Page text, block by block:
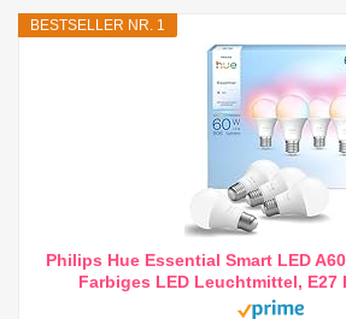
BESTSELLER NR. 1
Philips Hue Essential Smart LED
Farbiges LED Leuchtmittel, E27